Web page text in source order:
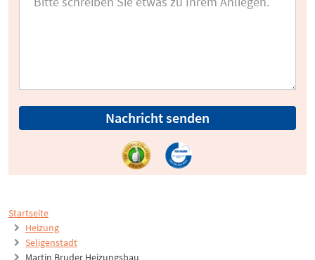
Startseite
Heizung
Seligenstadt
Martin Bruder Heizungsbau
Nachricht senden